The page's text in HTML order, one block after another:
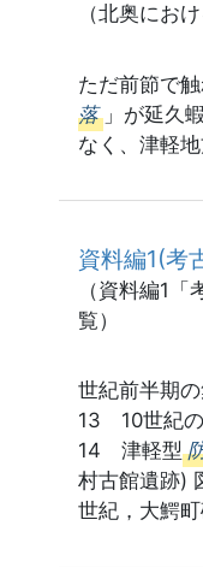
（北奥にお
ただ前節で
落 」が延久
なく、津軽
資料編1(考
（資料編1
覧）
世紀前半期
13 10世紀の
14 津軽型
村古館遺跡)
世紀，大鰐